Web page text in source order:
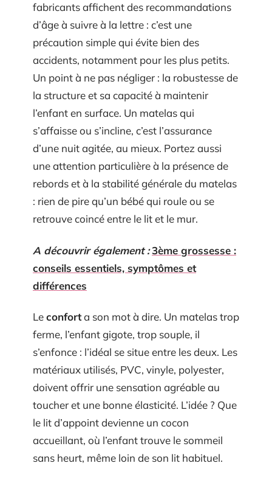
fabricants affichent des recommandations
d’âge à suivre à la lettre : c’est une
précaution simple qui évite bien des
accidents, notamment pour les plus petits.
Un point à ne pas négliger : la robustesse de
la structure et sa capacité à maintenir
l’enfant en surface. Un matelas qui
s’affaisse ou s’incline, c’est l’assurance
d’une nuit agitée, au mieux. Portez aussi
une attention particulière à la présence de
rebords et à la stabilité générale du matelas
: rien de pire qu’un bébé qui roule ou se
retrouve coincé entre le lit et le mur.
A découvrir également :3ème grossesse :
conseils essentiels, symptômes et
différences
Leconforta son mot à dire. Un matelas trop
ferme, l’enfant gigote, trop souple, il
s’enfonce : l’idéal se situe entre les deux. Les
matériaux utilisés, PVC, vinyle, polyester,
doivent offrir une sensation agréable au
toucher et une bonne élasticité. L’idée ? Que
le lit d’appoint devienne un cocon
accueillant, où l’enfant trouve le sommeil
sans heurt, même loin de son lit habituel.